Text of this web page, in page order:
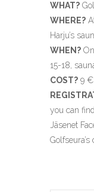
WHAT?
WHERE?
Harju’s
WHEN?
15-18,
COST? 9 €
you can
Jäsenet